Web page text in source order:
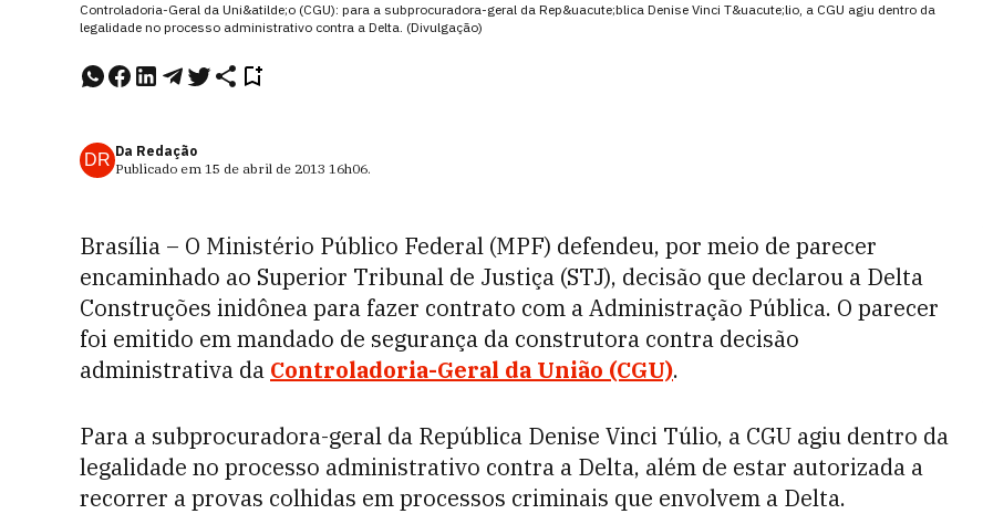
Controladoria-Geral da Uni&atilde;o (CGU): para a subprocuradora-geral da Rep&uacute;blica Denise Vinci T&uacute;lio, a CGU agiu dentro da
legalidade no processo administrativo contra a Delta. (Divulgação)
DR Da Redação
Publicado em 15 de abril de 2013 16h06.
Brasília – O Ministério Público Federal (MPF) defendeu, por meio de parecer
encaminhado ao Superior Tribunal de Justiça (STJ), decisão que declarou a Delta
Construções inidônea para fazer contrato com a Administração Pública. O parecer
foi emitido em mandado de segurança da construtora contra decisão
administrativa da Controladoria-Geral da União (CGU).
Para a subprocuradora-geral da República Denise Vinci Túlio, a CGU agiu dentro da
legalidade no processo administrativo contra a Delta, além de estar autorizada a
recorrer a provas colhidas em processos criminais que envolvem a Delta.